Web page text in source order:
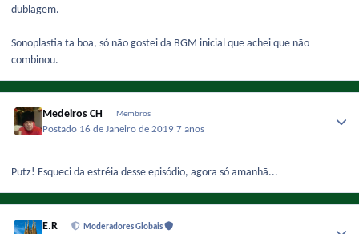
dublagem.
Sonoplastia ta boa, só não gostei da BGM inicial que achei que não
combinou.
Medeiros CH Membros
Postado 16 de Janeiro de 20197 anos
Putz! Esqueci da estréia desse episódio, agora só amanhã...
E.R Moderadores Globais